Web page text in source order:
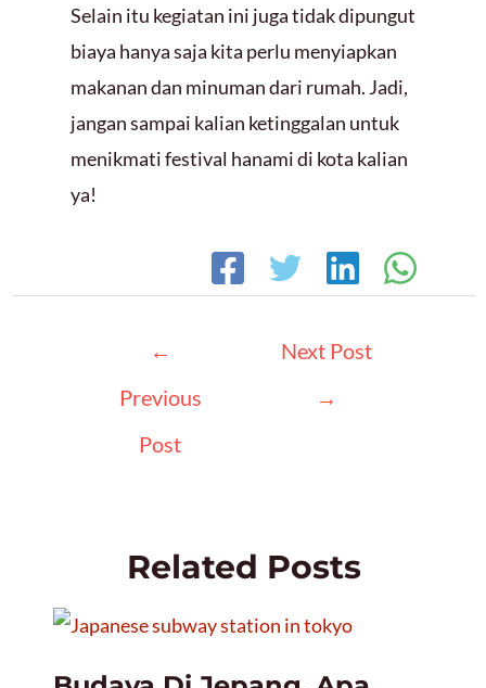
Selain itu kegiatan ini juga tidak dipungut
biaya hanya saja kita perlu menyiapkan
makanan dan minuman dari rumah. Jadi,
jangan sampai kalian ketinggalan untuk
menikmati festival hanami di kota kalian
ya!
←
Previous
Post
Next Post
→
Related Posts